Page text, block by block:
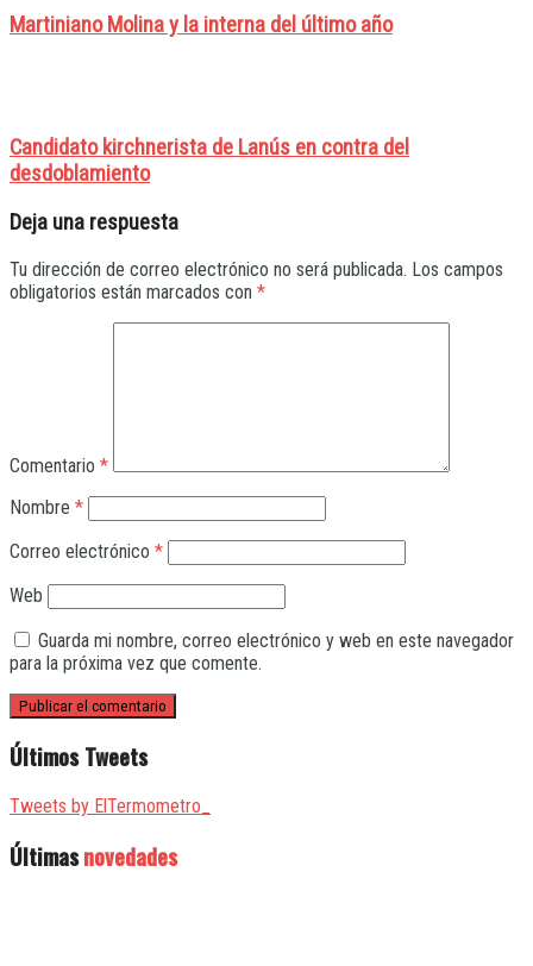
Martiniano Molina y la interna del último año
Candidato kirchnerista de Lanús en contra del
desdoblamiento
Deja una respuesta
Tu dirección de correo electrónico no será publicada. Los campos
obligatorios están marcados con *
Comentario *
Nombre *
Correo electrónico *
Web
Guarda mi nombre, correo electrónico y web en este navegador
para la próxima vez que comente.
Últimos Tweets
Tweets by ElTermometro_
Últimasnovedades